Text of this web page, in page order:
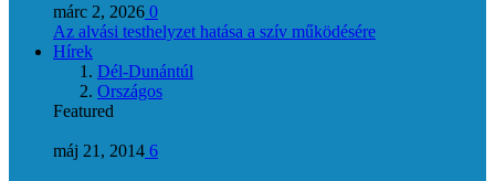
márc 2, 2026 0
Az alvási testhelyzet hatása a szív működésére
Hírek
Dél-Dunántúl
Országos
Featured
máj 21, 2014 6